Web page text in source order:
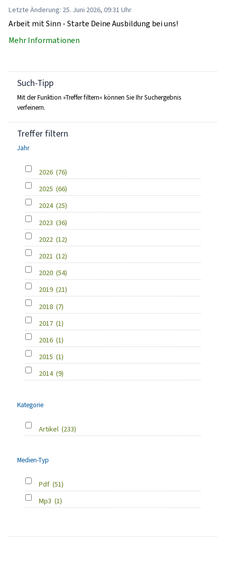
Letzte Änderung: 25. Juni 2026, 09:31 Uhr
Arbeit mit Sinn - Starte Deine Ausbildung bei uns!
Mehr Informationen
Such-Tipp
Mit der Funktion »Treffer filtern« können Sie Ihr Suchergebnis
verfeinern.
Treffer filtern
Jahr
2026 (76)
2025 (66)
2024 (25)
2023 (36)
2022 (12)
2021 (12)
2020 (54)
2019 (21)
2018 (7)
2017 (1)
2016 (1)
2015 (1)
2014 (9)
Kategorie
Artikel (233)
Medien-Typ
Pdf (51)
Mp3 (1)